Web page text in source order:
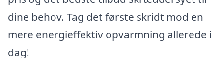
dine behov. Tag det første skridt mod en
mere energieffektiv opvarmning allerede i
dag!